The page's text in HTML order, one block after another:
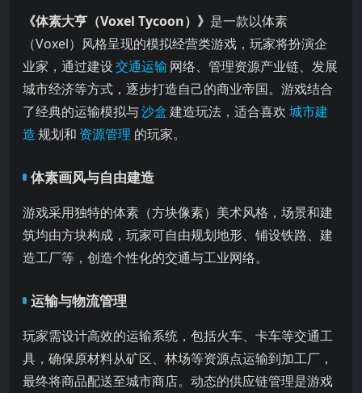
《体素大亨（Voxel Tycoon）》 是一款以体素
（Voxel）风格呈现的模拟经营类游戏，玩家将扮演企
业家，通过建设交通运输 网络、管理资源产业链、发展
城市经济等方式，逐步打造自己的商业帝国。游戏结合
了经典的运输模拟与沙盒建造玩法，适合喜欢 城市建
造规划和 资源管理 的玩家。
体素画风与自由建造
游戏采用独特的体素（方块像素）美术风格，场景和建
筑均由方块构成，玩家可自由规划地形、铺设铁路、建
造工厂等，创造个性化的交通与工业网络。
运输与物流管理
玩家需设计高效的运输系统，包括火车、卡车等交通工
具，确保原材料从矿区、林场等资源点运输到加工厂，
最终将商品配送至城市商店。动态的供应链管理是游戏